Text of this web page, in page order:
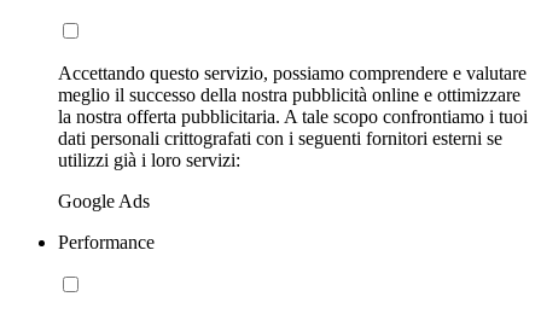
Accettando questo servizio, possiamo comprendere e valutare
meglio il successo della nostra pubblicità online e ottimizzare
la nostra offerta pubblicitaria. A tale scopo confrontiamo i tuoi
dati personali crittografati con i seguenti fornitori esterni se
utilizzi già i loro servizi:
Google Ads
Performance